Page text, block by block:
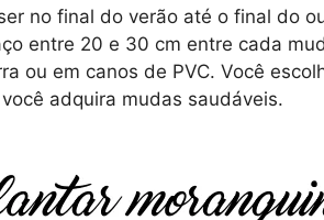
no final do verão até o final do
entre 20 e 30 cm entre cada
ou em canos de PVC. Você
adquira mudas saudáveis.